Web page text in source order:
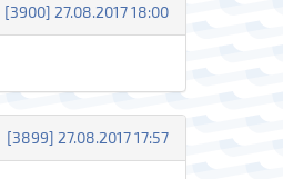
[3900] 27.08.2017 18:00
[3899] 27.08.2017 17:57